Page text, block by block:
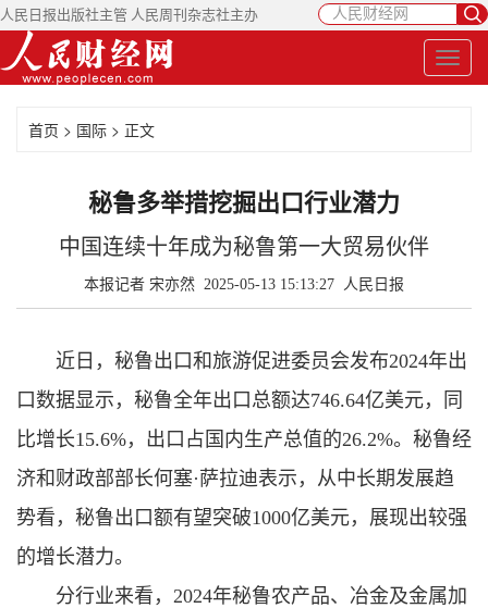
人民日报出版社主管 人民周刊杂志社主办
首页 > 国际 > 正文
秘鲁多举措挖掘出口行业潜力
中国连续十年成为秘鲁第一大贸易伙伴
本报记者 宋亦然 2025-05-13 15:13:27 人民日报
近日，秘鲁出口和旅游促进委员会发布2024年出
口数据显示，秘鲁全年出口总额达746.64亿美元，同
比增长15.6%，出口占国内生产总值的26.2%。秘鲁经
济和财政部部长何塞·萨拉迪表示，从中长期发展趋
势看，秘鲁出口额有望突破1000亿美元，展现出较强
的增长潜力。
分行业来看，2024年秘鲁农产品、冶金及金属加